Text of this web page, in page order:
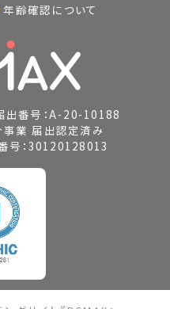
年齢確認について
出番号：A-20-10188
事業 届出認定済み
号：30120128013